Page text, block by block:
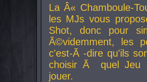
La Â« Chamboule-
les MJs vous
Shot, donc pour
Ã©videmment, les
c'est-Ã -dire qu'ils
choisir Ã quel Jeu
jouer.